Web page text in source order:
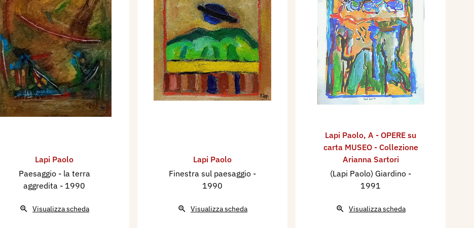
Lapi Paolo
Paesaggio - la terra
aggredita - 1990
Visualizza scheda
Lapi Paolo
Finestra sul paesaggio -
1990
Visualizza scheda
Lapi Paolo, A - OPERE su
carta MUSEO - Collezione
Arianna Sartori
(Lapi Paolo) Giardino -
1991
Visualizza scheda